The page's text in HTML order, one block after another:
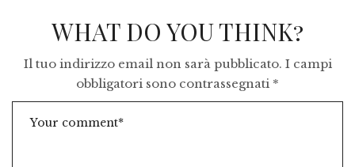
WHAT DO YOU THINK?
Il tuo indirizzo email non sarà pubblicato. I campi
obbligatori sono contrassegnati *